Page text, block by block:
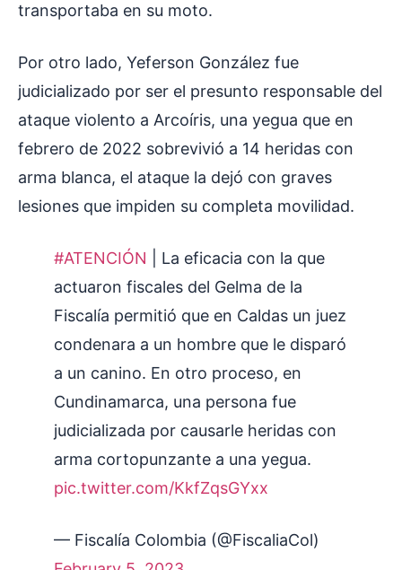
transportaba en su moto.
Por otro lado, Yeferson González fue
judicializado por ser el presunto responsable del
ataque violento a Arcoíris, una yegua que en
febrero de 2022 sobrevivió a 14 heridas con
arma blanca, el ataque la dejó con graves
lesiones que impiden su completa movilidad.
#ATENCIÓN | La eficacia con la que
actuaron fiscales del Gelma de la
Fiscalía permitió que en Caldas un juez
condenara a un hombre que le disparó
a un canino. En otro proceso, en
Cundinamarca, una persona fue
judicializada por causarle heridas con
arma cortopunzante a una yegua.
pic.twitter.com/KkfZqsGYxx
— Fiscalía Colombia (@FiscaliaCol)